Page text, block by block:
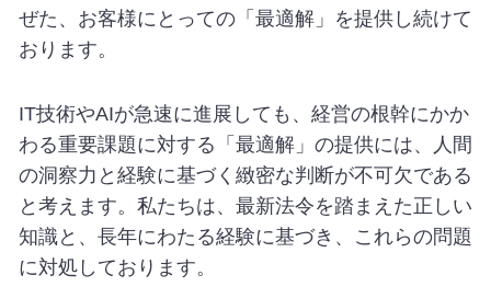
ぜた、お客様にとっての「最適解」を提供し続けて
おります。
IT技術やAIが急速に進展しても、経営の根幹にかか
わる重要課題に対する「最適解」の提供には、人間
の洞察力と経験に基づく緻密な判断が不可欠である
と考えます。私たちは、最新法令を踏まえた正しい
知識と、長年にわたる経験に基づき、これらの問題
に対処しております。